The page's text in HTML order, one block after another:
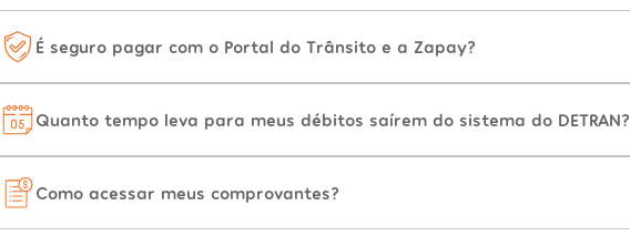
É seguro pagar com o Portal do Trânsito e a Zapay?
Quanto tempo leva para meus débitos saírem do sistema do DETRAN?
Como acessar meus comprovantes?